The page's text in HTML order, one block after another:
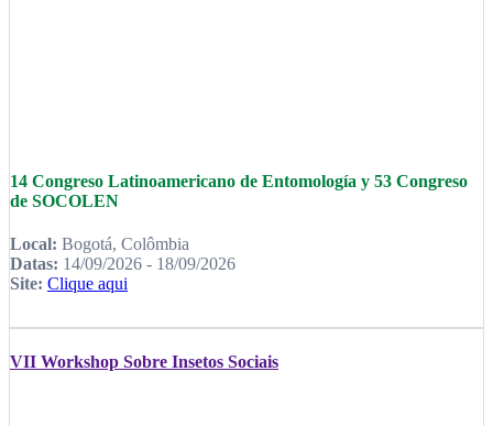
14 Congreso Latinoamericano de Entomología y 53 Congreso
de SOCOLEN
Local: Bogotá, Colômbia
Datas: 14/09/2026 - 18/09/2026
Site: Clique aqui
VII Workshop Sobre Insetos Sociais